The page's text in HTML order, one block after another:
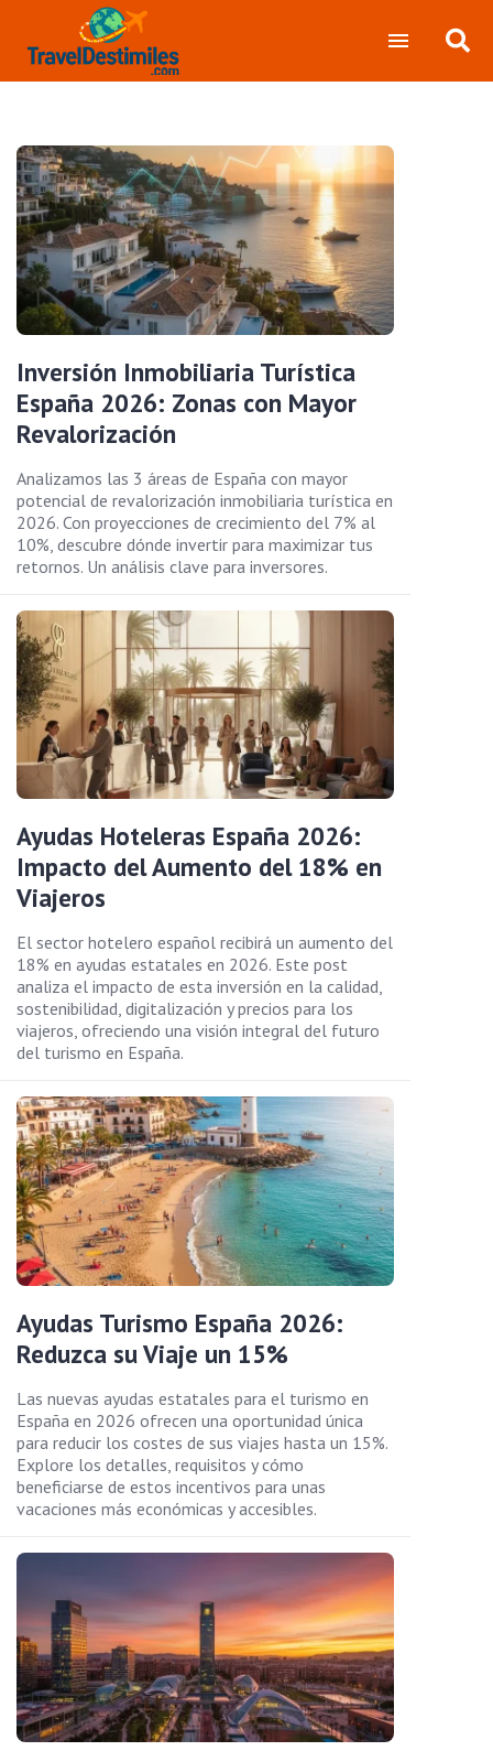
Inversión Inmobiliaria Turística
España 2026: Zonas con Mayor
Revalorización
Analizamos las 3 áreas de España con mayor
potencial de revalorización inmobiliaria turística en
2026. Con proyecciones de crecimiento del 7% al
10%, descubre dónde invertir para maximizar tus
retornos. Un análisis clave para inversores.
Ayudas Hoteleras España 2026:
Impacto del Aumento del 18% en
Viajeros
El sector hotelero español recibirá un aumento del
18% en ayudas estatales en 2026. Este post
analiza el impacto de esta inversión en la calidad,
sostenibilidad, digitalización y precios para los
viajeros, ofreciendo una visión integral del futuro
del turismo en España.
Ayudas Turismo España 2026:
Reduzca su Viaje un 15%
Las nuevas ayudas estatales para el turismo en
España en 2026 ofrecen una oportunidad única
para reducir los costes de sus viajes hasta un 15%.
Explore los detalles, requisitos y cómo
beneficiarse de estos incentivos para unas
vacaciones más económicas y accesibles.